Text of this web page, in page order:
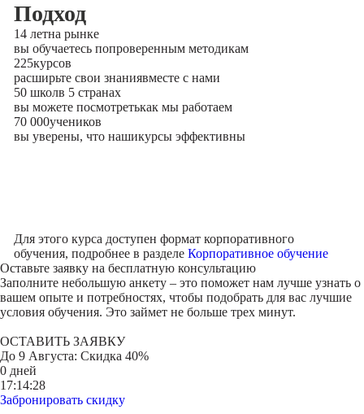
Подход
14 летна рынке
вы обучаетесь попроверенным методикам
225курсов
расширьте свои знаниявместе с нами
50 школв 5 странах
вы можете посмотретькак мы работаем
70 000учеников
вы уверены, что нашикурсы эффективны
Для этого курса доступен формат корпоративного
обучения, подробнее в разделе Корпоративное обучение
Оставьте заявку на бесплатную консультацию
Заполните небольшую анкету – это поможет нам лучше узнать о
вашем опыте и потребностях, чтобы подобрать для вас лучшие
условия обучения. Это займет не больше трех минут.
ОСТАВИТЬ ЗАЯВКУ
До 9 Августа: Скидка 40%
0 дней
17:14:28
Забронировать скидку